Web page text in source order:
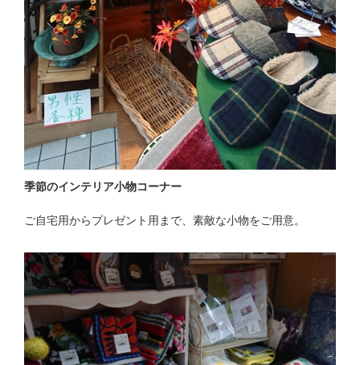
季節のインテリア小物コーナー
ご自宅用からプレゼント用まで、素敵な小物をご用意。